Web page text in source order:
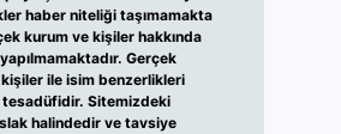
haber niteliği taşımamakta
kurum ve kişiler hakkında
Gerçek
ile isim benzerlikleri
tesadüfidir. Sitemizdeki
halindedir ve tavsiye